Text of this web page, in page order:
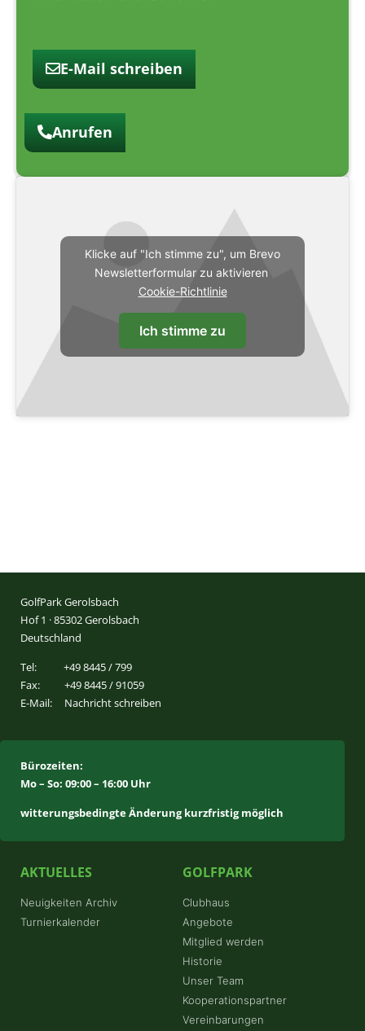
E-Mail schreiben
Anrufen
Klicke auf "Ich stimme zu", um Brevo
Newsletterformular zu aktivieren
Cookie-Richtlinie
Ich stimme zu
GolfPark Gerolsbach
Hof 1 · 85302 Gerolsbach
Deutschland
Tel:
+49 8445 / 799
Fax:
+49 8445 / 91059
E-Mail:
Nachricht schreiben
Bürozeiten:
Mo – So: 09:00 – 16:00 Uhr
witterungsbedingte Änderung kurzfristig möglich
AKTUELLES
Neuigkeiten Archiv
Turnierkalender
GOLFPARK
Clubhaus
Angebote
Mitglied werden
Historie
Unser Team
Kooperationspartner
Vereinbarungen